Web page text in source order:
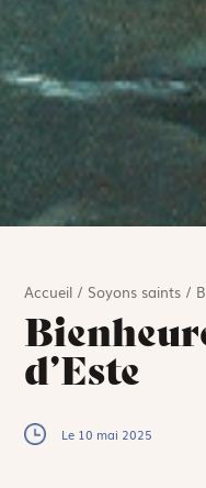
Accueil / Soyons saints /
d’Este
Le 10 mai 2025